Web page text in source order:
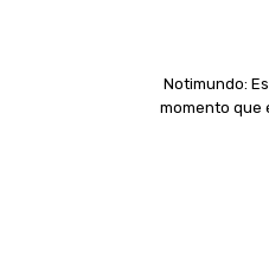
Notimundo:
momento que